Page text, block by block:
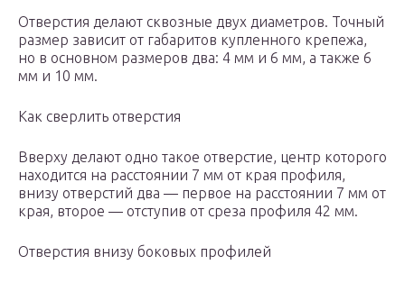
Отверстия делают сквозные двух диаметров. Точный
размер зависит от габаритов купленного крепежа,
но в основном размеров два: 4 мм и 6 мм, а также 6
мм и 10 мм.
Как сверлить отверстия
Вверху делают одно такое отверстие, центр которого
находится на расстоянии 7 мм от края профиля,
внизу отверстий два — первое на расстоянии 7 мм от
края, второе — отступив от среза профиля 42 мм.
Отверстия внизу боковых профилей